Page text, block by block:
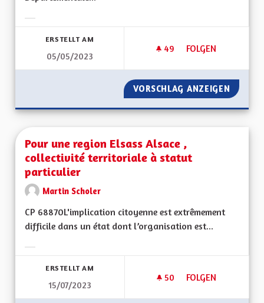
ERSTELLT AM
05/05/2023
49 49 FOLLOWER
FOLGEN
POURQUOI SE
VORSCHLAG ANZEIGEN
Pour une region Elsass Alsace ,
collectivité territoriale à statut
particulier
Martin Scholer
CP 68870L'implication citoyenne est extrêmement
difficile dans un état dont l’organisation est...
ERSTELLT AM
15/07/2023
50 50 FOLLOWER
FOLGEN
POUR UNE